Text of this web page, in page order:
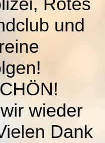
und
wieder
Dank